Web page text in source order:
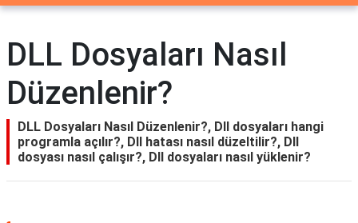
NEDİR
FAYDALARI
İLETİŞİM
DLL Dosyaları Nasıl
Düzenlenir?
DLL Dosyaları Nasıl Düzenlenir?, Dll dosyaları hangi
programla açılır?, Dll hatası nasıl düzeltilir?, Dll
dosyası nasıl çalışır?, Dll dosyaları nasıl yüklenir?